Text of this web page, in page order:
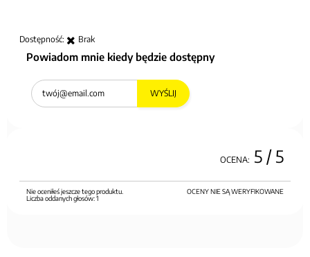
Dostępność: Brak
Powiadom mnie kiedy będzie dostępny
WYŚLIJ
OCENA: 5 / 5
OCENY NIE SĄ WERYFIKOWANE
Nie oceniłeś jeszcze tego produktu.
Liczba oddanych głosów:1